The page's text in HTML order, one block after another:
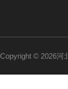
Copyright © 2026